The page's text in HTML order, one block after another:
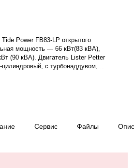
Power FB83-LP открытого
мощность — 66 кВт(83 кВА),
(90 кВА). Двигатель Lister Petter
цилиндровый, с турбонаддувом,
оборотов. Номинальная мощность
двигателя — 4.3 л. Система
Панель управления — Deep Sea
мм. Производство: Китай, гарантия
Сервис Файлы